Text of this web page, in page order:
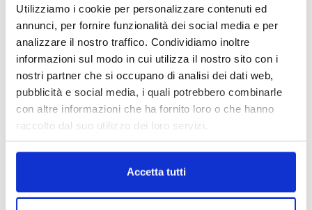
Utilizziamo i cookie per personalizzare contenuti ed
annunci, per fornire funzionalità dei social media e per
analizzare il nostro traffico. Condividiamo inoltre
informazioni sul modo in cui utilizza il nostro sito con i
nostri partner che si occupano di analisi dei dati web,
pubblicità e social media, i quali potrebbero combinarle
con altre informazioni che ha fornito loro o che hanno
raccolto dal suo utilizzo dei loro servizi.
Accetta tutti